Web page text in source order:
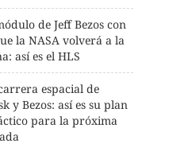
de Jeff Bezos con
la NASA volverá a la
así es el HLS
espacial de
y Bezos: así es su plan
para la próxima